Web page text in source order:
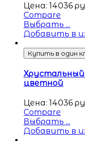
Цена: 14036
Compare
Выбрать ...
Добавить в
Купить в один
цветной
Цена: 14036
Compare
Выбрать ...
Добавить в